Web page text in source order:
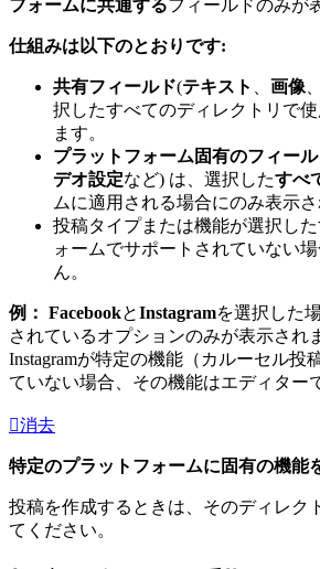
フォームに共通するフィールドのみが
仕組みは以下のとおりです:
共有フィールド(テキスト 画像
択したすべてのディレクトリで
ます。
プラットフォーム固有のフィール
デオ設定など) は、選択したすべ
ムに適用される場合にのみ表示さ
投稿タイプまたは機能が選択し
ォームでサポートされていない
ん。
例： FacebookとInstagramを選択した場
されているオプションのみが表示され
Instagramが特定の機能（カルーセル投
ていない場合、その機能はエディター
消去
特定のプラットフォームに固有の機能
投稿を作成するときは、そのディレク
てください。